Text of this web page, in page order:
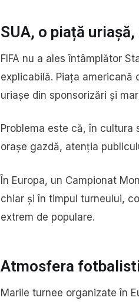
SUA, o piață
FIFA nu a ales întâmplător
explicabilă. Piața
uriașe din sponsorizări și
Problema este că, în
orașe gazdă, atenția
În Europa, un Campionat
chiar și în timpul turneului,
extrem de populare.
Atmosfera
Marile turnee organizate în